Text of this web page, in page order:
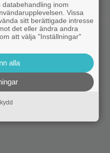
inom
Vissa
sitt berättigade intresse
det eller ändra andra
att välja "Inställningar"
alla